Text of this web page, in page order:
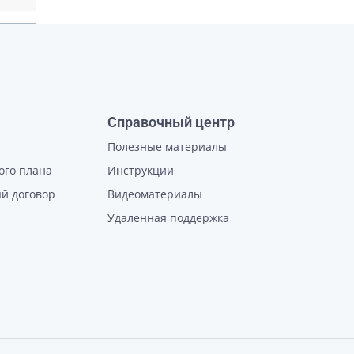
плана
договор
Справочный центр
Полезные материалы
Инструкции
Видеоматериалы
Удаленная поддержка